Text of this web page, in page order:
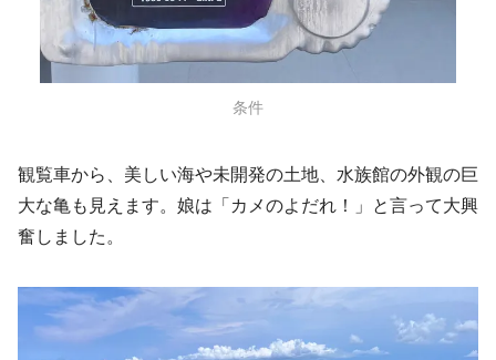
条件
観覧車から、美しい海や未開発の土地、水族館の外観の巨
大な亀も見えます。娘は「カメのよだれ！」と言って大興
奮しました。